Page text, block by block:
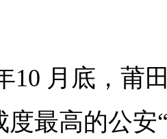
10 月底，莆
度最高的公安